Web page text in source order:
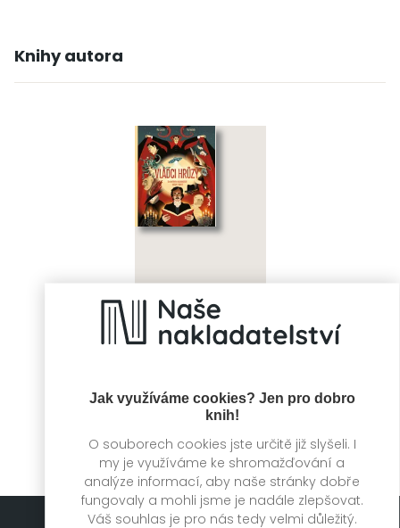
Jak využíváme cookies? Jen pro dobro
knih!
O souborech cookies jste určitě již slyšeli. I
my je využíváme ke shromažďování a
analýze informací, aby naše stránky dobře
fungovaly a mohli jsme je nadále zlepšovat.
Váš souhlas je pro nás tedy velmi důležitý.
Knihy autora
Vládci hrůzy
Boatella